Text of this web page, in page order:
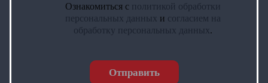
Ознакомиться с политикой обработки
персональных данных и согласием на
обработку персональных данных.
Отправить